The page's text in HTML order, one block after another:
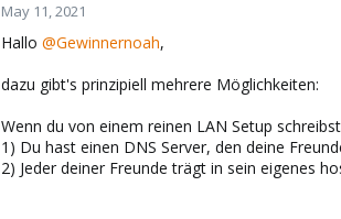
May 11, 2021
Hallo @Gewinnernoah,
dazu gibt's prinzipiell mehrere Möglichkeiten:
Wenn du von einem reinen LAN Setup
1) Du hast einen DNS Server, den deine
2) Jeder deiner Freunde trägt in sein eigenes